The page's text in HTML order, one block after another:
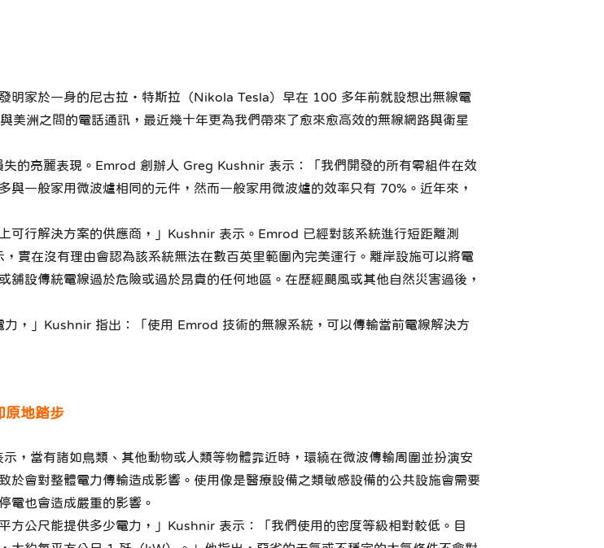
明家於一身的尼古拉‧特斯拉（Nikola Tesla）早在 100 多年前就設想出無線電
洲之間的電話通訊，最近幾十年更為我們帶來了愈來愈高效的無線網路與衛星
的亮麗表現。Emrod 創辦人 Greg Kushnir 表示：「我們開發的所有零組件在效
一般家用微波爐相同的元件，然而一般家用微波爐的效率只有 70%。近年來，
可行解決方案的供應商，」Kushnir 表示。Emrod 已經對該系統進行短距離測
實在沒有理由會認為該系統無法在數百英里範圍內完美運行。離岸設施可以將電
設傳統電線過於危險或過於昂貴的任何地區。在歷經颶風或其他自然災害過後，
，」Kushnir 指出：「使用 Emrod 技術的無線系統，可以傳輸當前電線解決方
原地踏步
，當有諸如鳥類、其他動物或人類等物體靠近時，環繞在微波傳輸周圍並扮演安
於會對整體電力傳輸造成影響。使用像是醫療設備之類敏感設備的公共設施會需要
電也會造成嚴重的影響。
方公尺能提供多少電力，」Kushnir 表示：「我們使用的密度等級相對較低。目